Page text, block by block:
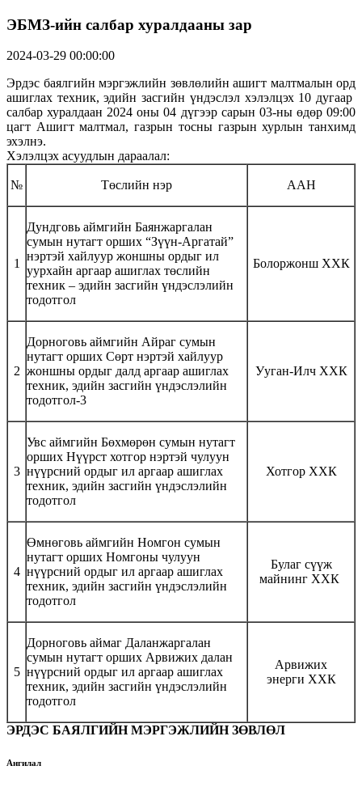
ЭБМЗ-ийн салбар хуралдааны зар
2024-03-29 00:00:00
Эрдэс баялгийн мэргэжлийн зөвлөлийн ашигт малтмалын орд
ашиглах техник, эдийн засгийн үндэслэл хэлэлцэх 10 дугаар
салбар хуралдаан 2024 оны 04 дүгээр сарын 03-ны өдөр 09:00
цагт Ашигт малтмал, газрын тосны газрын хурлын танхимд
эхэлнэ.
Хэлэлцэх асуудлын дараалал:
№ Төслийн нэр ААН
1
Дундговь аймгийн Баянжаргалан
сумын нутагт орших “Зүүн-Аргатай”
нэртэй хайлуур жоншны ордыг ил
уурхайн аргаар ашиглах төслийн
техник – эдийн засгийн үндэслэлийн
тодотгол
Болоржонш ХХК
2
Дорноговь аймгийн Айраг сумын
нутагт орших Сөрт нэртэй хайлуур
жоншны ордыг далд аргаар ашиглах
техник, эдийн засгийн үндэслэлийн
тодотгол-3
Ууган-Илч ХХК
3
Увс аймгийн Бөхмөрөн сумын нутагт
орших Нүүрст хотгор нэртэй чулуун
нүүрсний ордыг ил аргаар ашиглах
техник, эдийн засгийн үндэслэлийн
тодотгол
Хотгор ХХК
4
Өмнөговь аймгийн Номгон сумын
нутагт орших Номгоны чулуун
нүүрсний ордыг ил аргаар ашиглах
техник, эдийн засгийн үндэслэлийн
тодотгол
Булаг сүүж
майнинг ХХК
5
Дорноговь аймаг Даланжаргалан
сумын нутагт орших Арвижих далан
нүүрсний ордыг ил аргаар ашиглах
техник, эдийн засгийн үндэслэлийн
тодотгол
Арвижих
энерги ХХК
ЭРДЭС БАЯЛГИЙН МЭРГЭЖЛИЙН ЗӨВЛӨЛ
Ангилал